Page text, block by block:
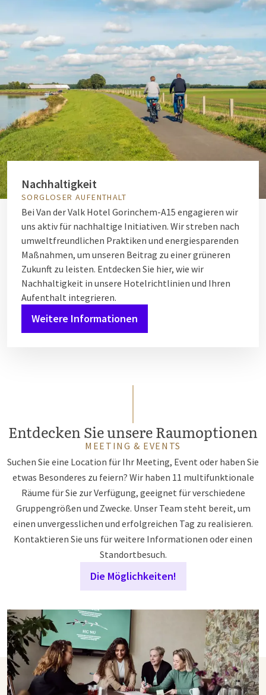
Nachhaltigkeit
SORGLOSER AUFENTHALT
Bei Van der Valk Hotel Gorinchem-A15 engagieren wir
uns aktiv für nachhaltige Initiativen. Wir streben nach
umweltfreundlichen Praktiken und energiesparenden
Maßnahmen, um unseren Beitrag zu einer grüneren
Zukunft zu leisten. Entdecken Sie hier, wie wir
Nachhaltigkeit in unsere Hotelrichtlinien und Ihren
Aufenthalt integrieren.
Weitere Informationen
Entdecken Sie unsere Raumoptionen
MEETING & EVENTS
Suchen Sie eine Location für Ihr Meeting, Event oder haben Sie
etwas Besonderes zu feiern? Wir haben 11 multifunktionale
Räume für Sie zur Verfügung, geeignet für verschiedene
Gruppengrößen und Zwecke. Unser Team steht bereit, um
einen unvergesslichen und erfolgreichen Tag zu realisieren.
Kontaktieren Sie uns für weitere Informationen oder einen
Standortbesuch.
Die Möglichkeiten!